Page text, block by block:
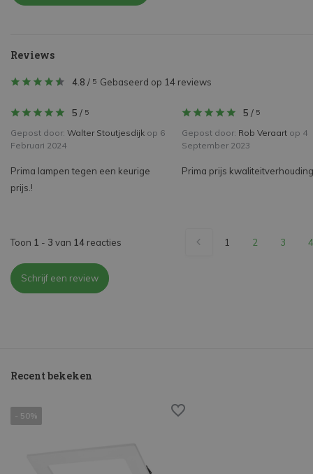
Reviews
4.8 / 5 Gebaseerd op 14 reviews
5 / 5
Gepost door: Walter Stoutjesdijk op 6
Februari 2024
Prima lampen tegen een keurige
prijs.!
5 / 5
Gepost door: Rob Veraart op 4
September 2023
Prima prijs kwaliteitverhouding
Toon 1 - 3 van 14 reacties 1 2 3 4
Schrijf een review
Recent bekeken
- 50%